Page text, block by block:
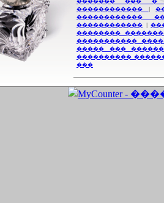
������� ��� �
������������
|
������������
������������ |
��������
�����������
����� ���
����������
���